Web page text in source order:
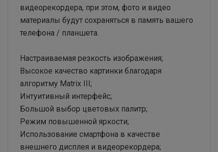
видеорекордера, при этом, фото и видео
материалы будут сохраняться в память вашего
телефона / планшета.
Настраиваемая резкость изображения;
Высокое качество картинки благодаря
алгоритму Matrix III;
Интуитивный интерфейс;
Большой выбор цветовых палитр;
Режим повышенной яркости;
Использование смартфона в качестве
внешнего дисплея и видеорекордера;